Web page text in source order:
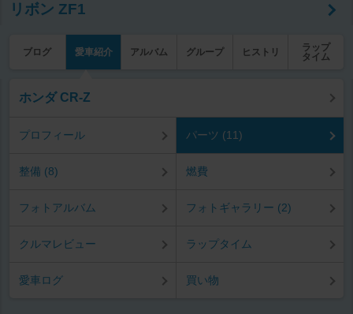
リボン ZF1
ブログ 愛車紹介 アルバム グループ ヒストリ
ラップ
タイム
ホンダ CR-Z
プロフィール パーツ (11)
整備 (8) 燃費
フォトアルバム フォトギャラリー (2)
クルマレビュー ラップタイム
愛車ログ 買い物